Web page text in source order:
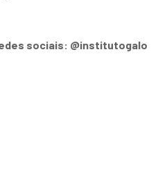
sociais: @institutogalo